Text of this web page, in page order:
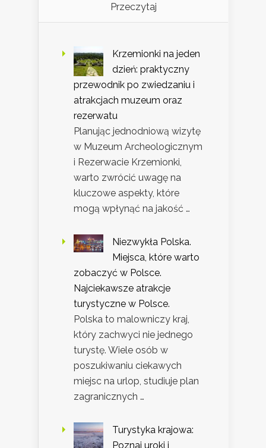
Przeczytaj
Krzemionki na jeden
dzień: praktyczny
przewodnik po zwiedzaniu i
atrakcjach muzeum oraz
rezerwatu
Planując jednodniową wizytę
w Muzeum Archeologicznym
i Rezerwacie Krzemionki,
warto zwrócić uwagę na
kluczowe aspekty, które
mogą wpłynąć na jakość …
Niezwykła Polska.
Miejsca, które warto
zobaczyć w Polsce.
Najciekawsze atrakcje
turystyczne w Polsce.
Polska to malowniczy kraj,
który zachwyci nie jednego
turystę. Wiele osób w
poszukiwaniu ciekawych
miejsc na urlop, studiuje plan
zagranicznych …
Turystyka krajowa:
Poznaj uroki i